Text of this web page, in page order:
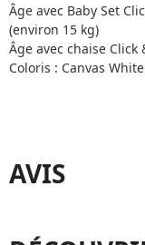
Âge avec Baby Set
(environ 15 kg)
Âge avec chaise Click
Coloris : Canvas White
AVIS